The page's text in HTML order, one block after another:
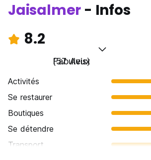
Jaisalmer - Infos
8.2
Fabuleux
(57 Avis)
Activités
Se restaurer
Boutiques
Se détendre
Transport